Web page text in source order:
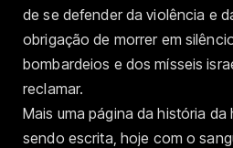
de se defender da violência e
obrigação de morrer em
bombardeios e dos mísseis
reclamar.
Mais uma página da história da
sendo escrita, hoje com o